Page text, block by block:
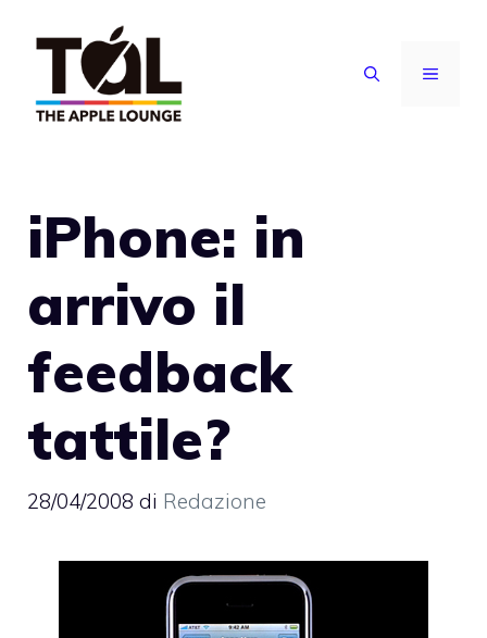
contenuto
MENU
iPhone: in
arrivo il
feedback
tattile?
28/04/2008 di Redazione